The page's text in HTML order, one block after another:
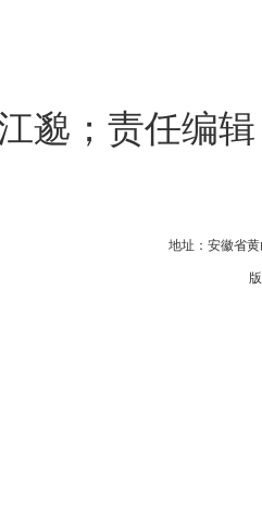
邈；责任编
地址：安徽省